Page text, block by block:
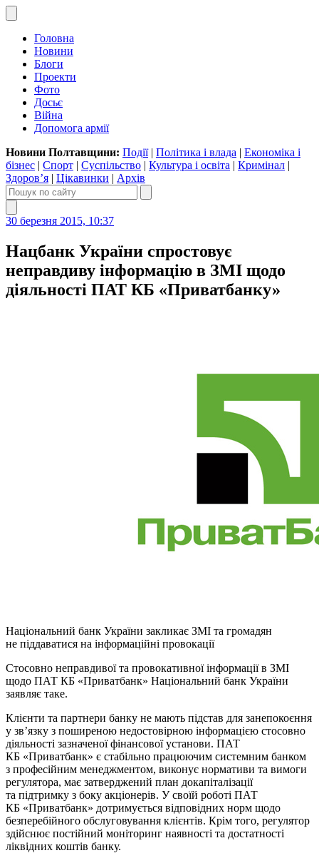
Головна
Новини
Блоги
Проекти
Фото
Досьє
Війна
Допомога армії
Новини Полтавщини: Події| Політика і влада | Економіка і
бізнес | Спорт | Суспільство | Культура і освіта | Кримінал |
Здоров’я | Цікавинки | Архів
30 березня 2015, 10:37
Нацбанк України спростовує
неправдиву інформацію в ЗМІ щодо
діяльності ПАТ КБ «Приватбанку»
Національний банк України закликає ЗМІ та громадян
не піддаватися на інформаційні провокації
Стосовно неправдивої та провокативної інформації в ЗМІ
щодо ПАТ КБ «Приватбанк» Національний банк України
заявляє таке.
Клієнти та партнери банку не мають підстав для занепокоєння
у зв’язку з поширеною недостовірною інформацією стосовно
діяльності зазначеної фінансової установи. ПАТ
КБ «Приватбанк» є стабільно працюючим системним банком
з професійним менеджментом, виконує нормативи та вимоги
регулятора, має затверджений план докапіталізації
та підтримку з боку акціонерів. У своїй роботі ПАТ
КБ «Приватбанк» дотримується відповідних норм щодо
безперебійного обслуговування клієнтів. Крім того, регулятор
здійснює постійний моніторинг наявності та достатності
ліквідних коштів банку.